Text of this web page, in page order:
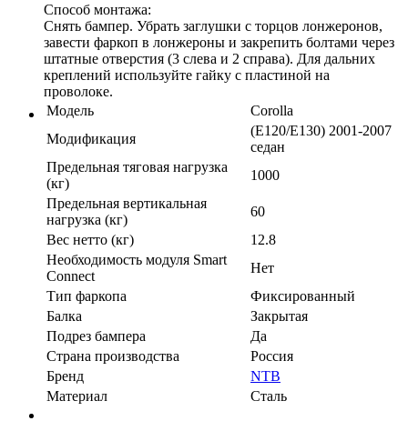
Способ монтажа:
Снять бампер. Убрать заглушки с торцов лонжеронов,
завести фаркоп в лонжероны и закрепить болтами через
штатные отверстия (3 слева и 2 справа). Для дальних
креплений используйте гайку с пластиной на
проволоке.
Модель
Corolla
Модификация
(E120/E130) 2001-2007
седан
Предельная тяговая нагрузка
(кг)
1000
Предельная вертикальная
нагрузка (кг)
60
Вес нетто (кг)
12.8
Необходимость модуля Smart
Connect
Нет
Тип фаркопа
Фиксированный
Балка
Закрытая
Подрез бампера
Да
Страна производства
Россия
Бренд
NTB
Материал
Сталь